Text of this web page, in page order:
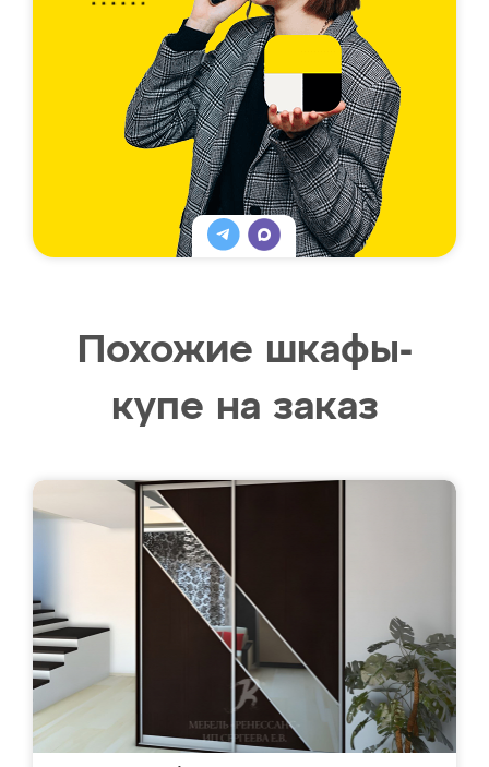
Похожие шкафы-
купе на заказ